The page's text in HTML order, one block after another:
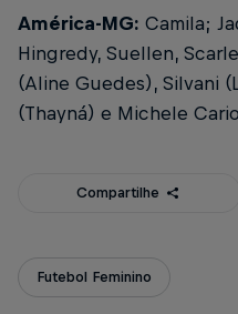
América-MG: Camila;
Hingredy, Suellen,
(Aline Guedes), Silvani
(Thayná) e Michele
Compartilhe
Futebol Feminino